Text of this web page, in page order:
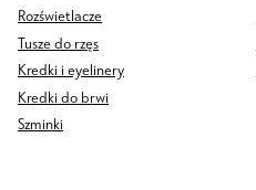
Rozświetlacze
Tusze do rzęs
Kredki i eyelinery
Kredki do brwi
Szminki